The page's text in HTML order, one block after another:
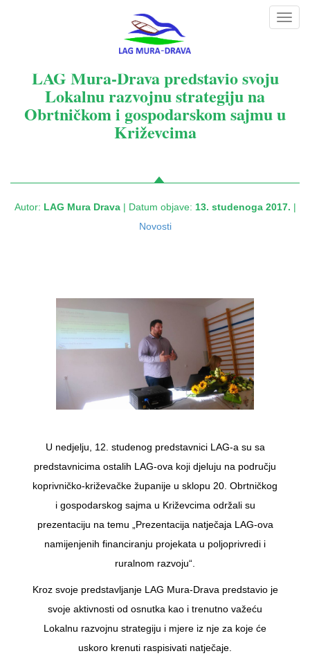
LAG Mura-Drava predstavio svoju
Lokalnu razvojnu strategiju na
Obrtničkom i gospodarskom sajmu u
Križevcima
Autor: LAG Mura Drava| Datum objave: 13. studenoga 2017. |
Novosti
U nedjelju, 12. studenog predstavnici LAG-a su sa
predstavnicima ostalih LAG-ova koji djeluju na području
koprivničko-križevačke županije u sklopu 20. Obrtničkog
i gospodarskog sajma u Križevcima održali su
prezentaciju na temu „Prezentacija natječaja LAG-ova
namijenjenih financiranju projekata u poljoprivredi i
ruralnom razvoju“.
Kroz svoje predstavljanje LAG Mura-Drava predstavio je
svoje aktivnosti od osnutka kao i trenutno važeću
Lokalnu razvojnu strategiju i mjere iz nje za koje će
uskoro krenuti raspisivati natječaje.